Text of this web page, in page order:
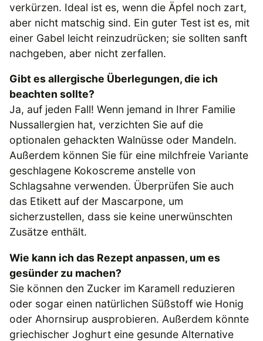
verkürzen. Ideal ist es, wenn die Äpfel noch zart,
aber nicht matschig sind. Ein guter Test ist es, mit
einer Gabel leicht reinzudrücken; sie sollten sanft
nachgeben, aber nicht zerfallen.
Gibt es allergische Überlegungen, die ich
beachten sollte?
Ja, auf jeden Fall! Wenn jemand in Ihrer Familie
Nussallergien hat, verzichten Sie auf die
optionalen gehackten Walnüsse oder Mandeln.
Außerdem können Sie für eine milchfreie Variante
geschlagene Kokoscreme anstelle von
Schlagsahne verwenden. Überprüfen Sie auch
das Etikett auf der Mascarpone, um
sicherzustellen, dass sie keine unerwünschten
Zusätze enthält.
Wie kann ich das Rezept anpassen, um es
gesünder zu machen?
Sie können den Zucker im Karamell reduzieren
oder sogar einen natürlichen Süßstoff wie Honig
oder Ahornsirup ausprobieren. Außerdem könnte
griechischer Joghurt eine gesunde Alternative